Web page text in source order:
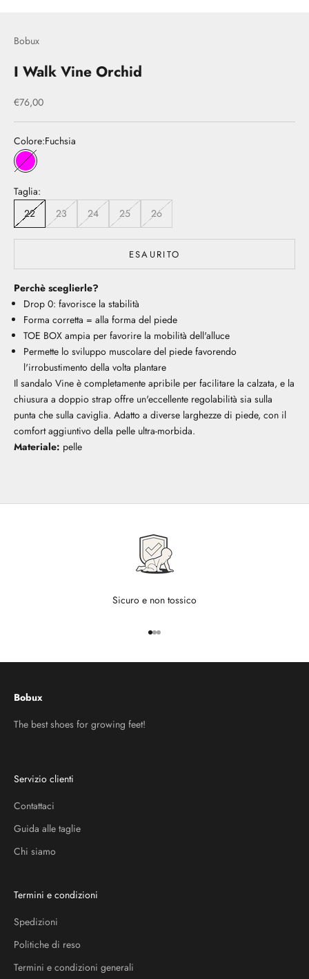
Bobux
I Walk Vine Orchid
Prezzo scontato
€76,00
Colore:Fuchsia
Fuchsia
Taglia:
22
23 24 25 26
ESAURITO
Perchè sceglierle?
Drop 0: favorisce la stabilità
Forma corretta = alla forma del piede
TOE BOX ampia per favorire la mobilità dell'alluce
Permette lo sviluppo muscolare del piede favorendo
l'irrobustimento della volta plantare
Il sandalo Vine è completamente apribile per facilitare la calzata, e la
chiusura a doppio strap offre un'eccellente regolabilità sia sulla
punta che sulla caviglia. Adatto a diverse larghezze di piede, con il
comfort aggiuntivo della pelle ultra-morbida.
Materiale: pelle
Sicuro e non tossico
Vai all'articolo 1
Vai all'articolo 2
Vai all'articolo 3
Bobux
The best shoes for growing feet!
Servizio clienti
Contattaci
Guida alle taglie
Chi siamo
Termini e condizioni
Spedizioni
Politiche di reso
Termini e condizioni generali